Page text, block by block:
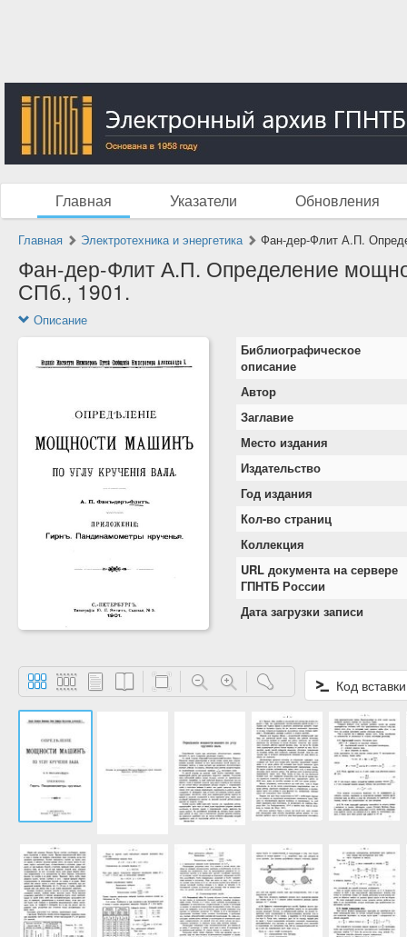
Главная Указатели Обновления
Главная Электротехника и энергетика Фан-дер-Флит А.П.
Фан-дер-Флит А.П. Определение
СПб., 1901.
Описание
Библиографическое
описание
Автор
Заглавие
Место издания
Издательство
Год издания
Кол-во страниц
Коллекция
URL документа на сервере
ГПНТБ России
Дата загрузки записи
Код вставки